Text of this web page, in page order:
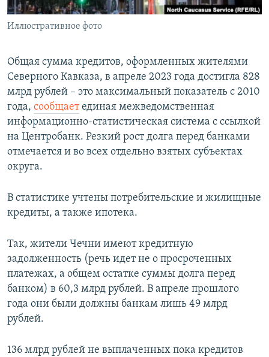
Все сайты РСЕ/РС
Иллюстративное фото
Общая сумма кредитов, оформленных жителями
Северного Кавказа, в апреле 2023 года достигла 828
млрд рублей – это максимальный показатель с 2010
года, сообщаетединая межведомственная
информационно-статистическая система с ссылкой
на Центробанк. Резкий рост долга перед банками
отмечается и во всех отдельно взятых субъектах
округа.
В статистике учтены потребительские и жилищные
кредиты, а также ипотека.
Так, жители Чечни имеют кредитную
задолженность (речь идет не о просроченных
платежах, а общем остатке суммы долга перед
банком) в 60,3 млрд рублей. В апреле прошлого
года они были должны банкам лишь 49 млрд
рублей.
136 млрд рублей не выплаченных пока кредитов